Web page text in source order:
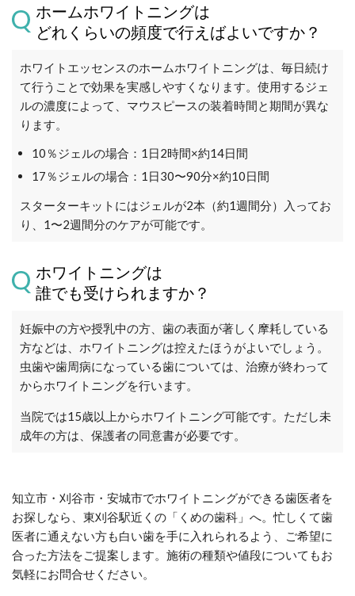
ホームホワイトニングは
どれくらいの頻度で行えばよいですか？
ホワイトエッセンスのホームホワイトニングは、毎日続け
て行うことで効果を実感しやすくなります。使用するジェ
ルの濃度によって、マウスピースの装着時間と期間が異な
ります。
10％ジェルの場合：1日2時間×約14日間
17％ジェルの場合：1日30〜90分×約10日間
スターターキットにはジェルが2本（約1週間分）入ってお
り、1〜2週間分のケアが可能です。
ホワイトニングは
誰でも受けられますか？
妊娠中の方や授乳中の方、歯の表面が著しく摩耗している
方などは、ホワイトニングは控えたほうがよいでしょう。
虫歯や歯周病になっている歯については、治療が終わって
からホワイトニングを行います。
当院では15歳以上からホワイトニング可能です。ただし未
成年の方は、保護者の同意書が必要です。
知立市・刈谷市・安城市でホワイトニングができる歯医者を
お探しなら、東刈谷駅近くの「くめの歯科」へ。忙しくて歯
医者に通えない方も白い歯を手に入れられるよう、ご希望に
合った方法をご提案します。施術の種類や値段についてもお
気軽にお問合せください。